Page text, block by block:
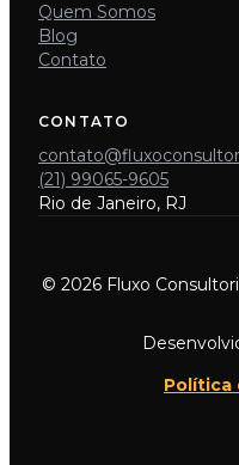
Quem Somos
Blog
Contato
CONTATO
(21) 99065-9605
Rio de Janeiro, RJ
© 2026 Fluxo
Política